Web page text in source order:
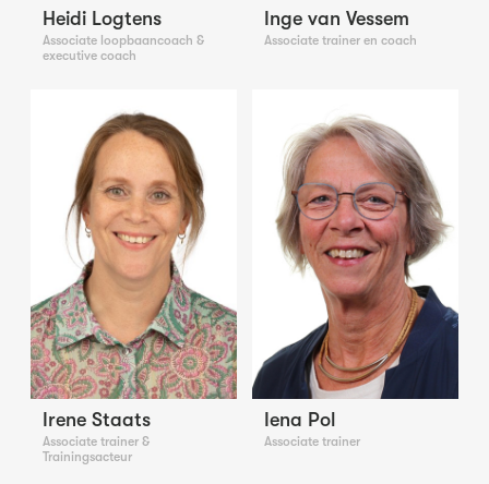
Heidi Logtens
Associate loopbaancoach &
executive coach
Inge van Vessem
Associate trainer en coach
Irene Staats
Associate trainer &
Trainingsacteur
Iena Pol
Associate trainer